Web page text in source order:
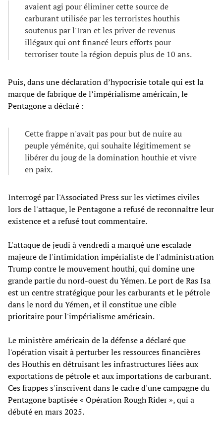
avaient agi pour éliminer cette source de
carburant utilisée par les terroristes houthis
soutenus par l'Iran et les priver de revenus
illégaux qui ont financé leurs efforts pour
terroriser toute la région depuis plus de 10 ans.
Puis, dans une déclaration d’hypocrisie totale qui est la
marque de fabrique de l’impérialisme américain, le
Pentagone a déclaré :
Cette frappe n'avait pas pour but de nuire au
peuple yéménite, qui souhaite légitimement se
libérer du joug de la domination houthie et vivre
en paix.
Interrogé par l'Associated Press sur les victimes civiles
lors de l'attaque, le Pentagone a refusé de reconnaître leur
existence et a refusé tout commentaire.
L'attaque de jeudi à vendredi a marqué une escalade
majeure de l'intimidation impérialiste de l'administration
Trump contre le mouvement houthi, qui domine une
grande partie du nord-ouest du Yémen. Le port de Ras Isa
est un centre stratégique pour les carburants et le pétrole
dans le nord du Yémen, et il constitue une cible
prioritaire pour l'impérialisme américain.
Le ministère américain de la défense a déclaré que
l'opération visait à perturber les ressources financières
des Houthis en détruisant les infrastructures liées aux
exportations de pétrole et aux importations de carburant.
Ces frappes s'inscrivent dans le cadre d'une campagne du
Pentagone baptisée « Opération Rough Rider », qui a
débuté en mars 2025.